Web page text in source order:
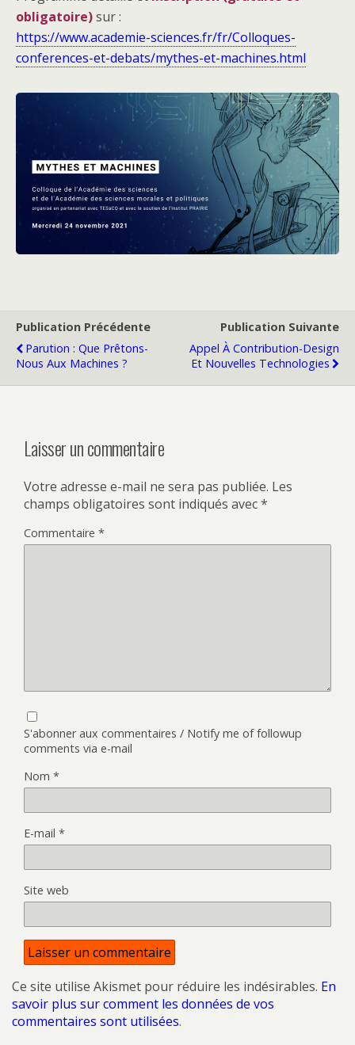
obligatoire)sur :
https://www.academie-sciences.fr/fr/Colloques-
conferences-et-debats/mythes-et-machines.html
Publication Précédente
Parution : Que Prêtons-
Nous Aux Machines ?
Publication Suivante
Appel À Contribution-Design
Et Nouvelles Technologies
Laisser un commentaire
Votre adresse e-mail ne sera pas publiée. Les
champs obligatoires sont indiqués avec*
Commentaire *
S'abonner aux commentaires / Notify me of followup
comments via e-mail
Nom *
E-mail *
Site web
Ce site utilise Akismet pour réduire les indésirables. En
savoir plus sur comment les données de vos
commentaires sont utilisées.